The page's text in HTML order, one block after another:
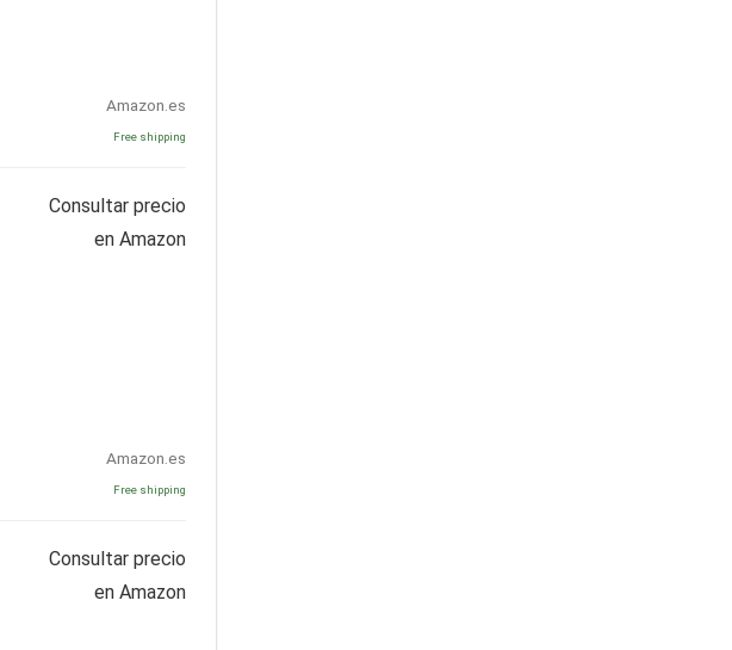
Amazon.es
Free shipping
Consultar precio
en Amazon
Amazon.es
Free shipping
Consultar precio
en Amazon